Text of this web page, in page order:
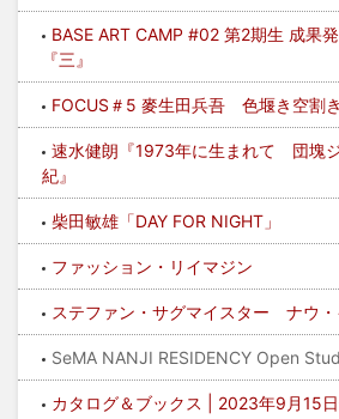
BASE ART CAMP #02 第2期生 成果
『三』
FOCUS＃5 麥生田兵吾 色堰き空割
速水健朗『1973年に生まれて 団塊
紀』
柴田敏雄「DAY FOR NIGHT」
ファッション・リイマジン
ステファン・サグマイスター ナウ・
SeMA NANJI RESIDENCY Open
カタログ＆ブックス | 2023年9月15日